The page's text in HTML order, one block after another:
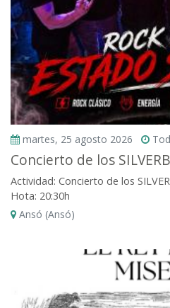
martes, 25 agosto 2026
Concierto de los
Actividad: Concierto de los
Hota: 20:30h
Ansó (Ansó)